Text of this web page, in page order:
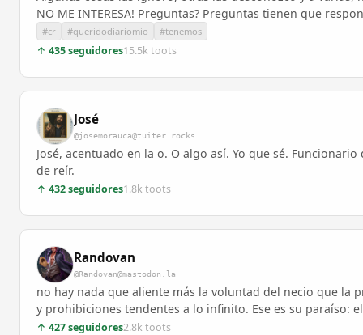
NO ME INTERESA! Preguntas? Preguntas tienen que
#cr #queridodiariomio #tenemos
↑ 435 seguidores15.5k toots
José
@josemorauca@tuiter.rocks
José, acentuado en la o. O algo así. Yo que sé.
de reír.
↑ 432 seguidores1.8k toots
Randovan
@Randovan@mastodon.la
no hay nada que aliente más la voluntad del necio que
y prohibiciones tendentes a lo infinito. Ese es su paraíso:
↑ 427 seguidores2.8k toots